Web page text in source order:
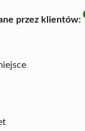
przez klientów: